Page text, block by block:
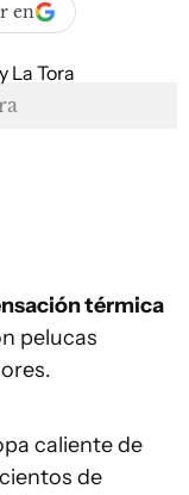
en
térmica
pelucas
caliente de
de